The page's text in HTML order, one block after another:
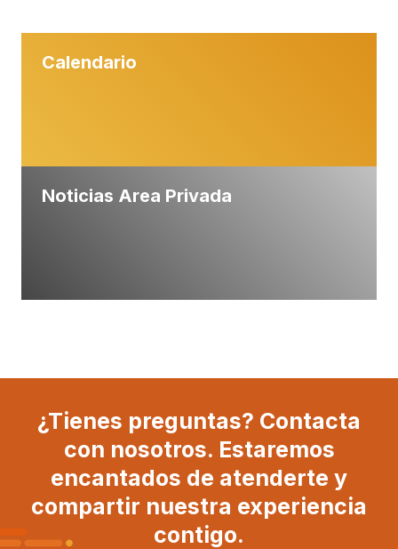
Calendario
Noticias Area Privada
¿Tienes preguntas? Contacta
con nosotros. Estaremos
encantados de atenderte y
compartir nuestra experiencia
contigo.